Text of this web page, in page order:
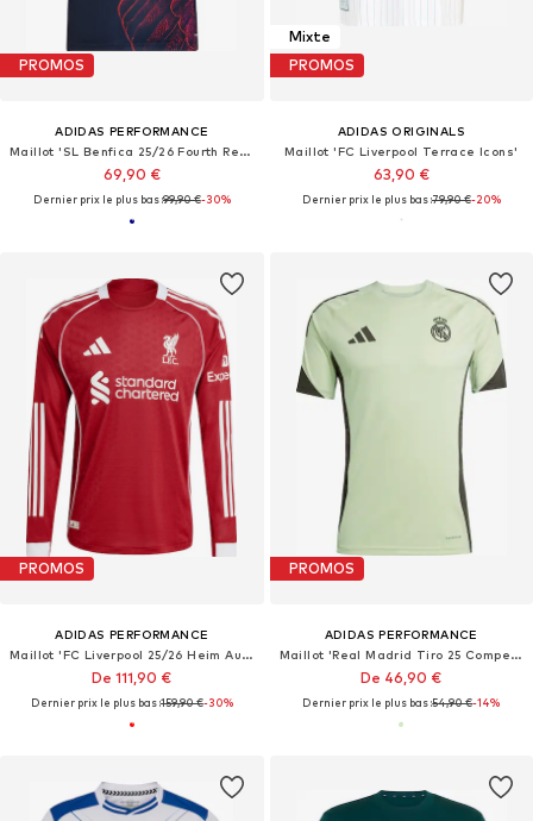
PROMOS
ADIDAS PERFORMANCE
Maillot 'SL Benfica 25/26 Fourth Replica'
69,90 €
Dernier prix le plus bas :99,90 €-30%
Mixte
PROMOS
ADIDAS ORIGINALS
Maillot 'FC Liverpool Terrace Icons'
63,90 €
Dernier prix le plus bas :79,90 €-20%
PROMOS
ADIDAS PERFORMANCE
Maillot 'FC Liverpool 25/26 Heim Authentic'
De 111,90 €
Dernier prix le plus bas :159,90 €-30%
PROMOS
ADIDAS PERFORMANCE
Maillot 'Real Madrid Tiro 25 Competition'
De 46,90 €
Dernier prix le plus bas :54,90 €-14%